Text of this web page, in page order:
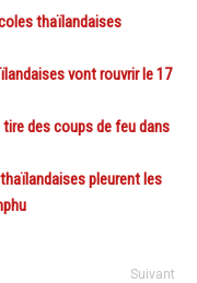
thaïlandaises
vont rouvrir le 17
tire des coups de feu dans
pleurent les
Suivant